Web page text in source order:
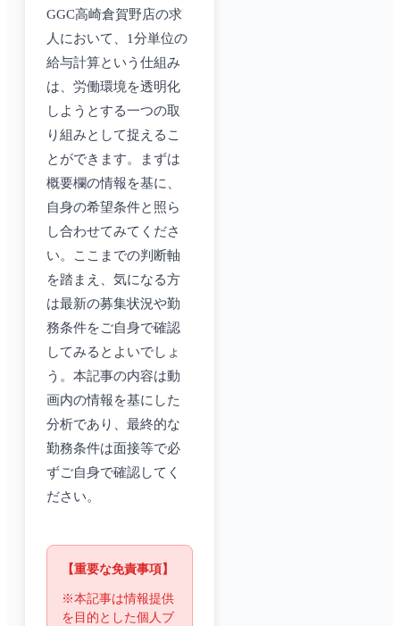
GGC高崎倉賀野店の求
人において、1分単位の
給与計算という仕組み
は、労働環境を透明化
しようとする一つの取
り組みとして捉えるこ
とができます。まずは
概要欄の情報を基に、
自身の希望条件と照ら
し合わせてみてくださ
い。ここまでの判断軸
を踏まえ、気になる方
は最新の募集状況や勤
務条件をご自身で確認
してみるとよいでしょ
う。本記事の内容は動
画内の情報を基にした
分析であり、最終的な
勤務条件は面接等で必
ずご自身で確認してく
ださい。
【重要な免責事項】
※本記事は情報提供
を目的とした個人ブ